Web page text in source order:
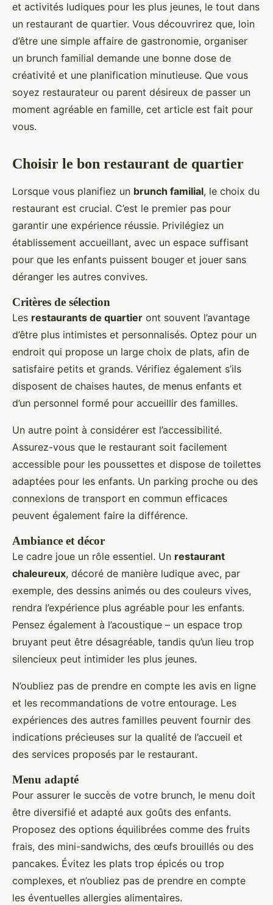
et activités ludiques pour les plus jeunes, le tout dans
un restaurant de quartier. Vous découvrirez que, loin
d’être une simple affaire de gastronomie, organiser
un brunch familial demande une bonne dose de
créativité et une planification minutieuse. Que vous
soyez restaurateur ou parent désireux de passer un
moment agréable en famille, cet article est fait pour
vous.
Choisir le bon restaurant de quartier
Lorsque vous planifiez un brunch familial, le choix du
restaurant est crucial. C’est le premier pas pour
garantir une expérience réussie. Privilégiez un
établissement accueillant, avec un espace suffisant
pour que les enfants puissent bouger et jouer sans
déranger les autres convives.
Critères de sélection
Les restaurants de quartier ont souvent l’avantage
d’être plus intimistes et personnalisés. Optez pour un
endroit qui propose un large choix de plats, afin de
satisfaire petits et grands. Vérifiez également s’ils
disposent de chaises hautes, de menus enfants et
d’un personnel formé pour accueillir des familles.
Un autre point à considérer est l’accessibilité.
Assurez-vous que le restaurant soit facilement
accessible pour les poussettes et dispose de toilettes
adaptées pour les enfants. Un parking proche ou des
connexions de transport en commun efficaces
peuvent également faire la différence.
Ambiance et décor
Le cadre joue un rôle essentiel. Un restaurant
chaleureux, décoré de manière ludique avec, par
exemple, des dessins animés ou des couleurs vives,
rendra l’expérience plus agréable pour les enfants.
Pensez également à l’acoustique – un espace trop
bruyant peut être désagréable, tandis qu’un lieu trop
silencieux peut intimider les plus jeunes.
N’oubliez pas de prendre en compte les avis en ligne
et les recommandations de votre entourage. Les
expériences des autres familles peuvent fournir des
indications précieuses sur la qualité de l’accueil et
des services proposés par le restaurant.
Menu adapté
Pour assurer le succès de votre brunch, le menu doit
être diversifié et adapté aux goûts des enfants.
Proposez des options équilibrées comme des fruits
frais, des mini-sandwichs, des œufs brouillés ou des
pancakes. Évitez les plats trop épicés ou trop
complexes, et n’oubliez pas de prendre en compte
les éventuelles allergies alimentaires.